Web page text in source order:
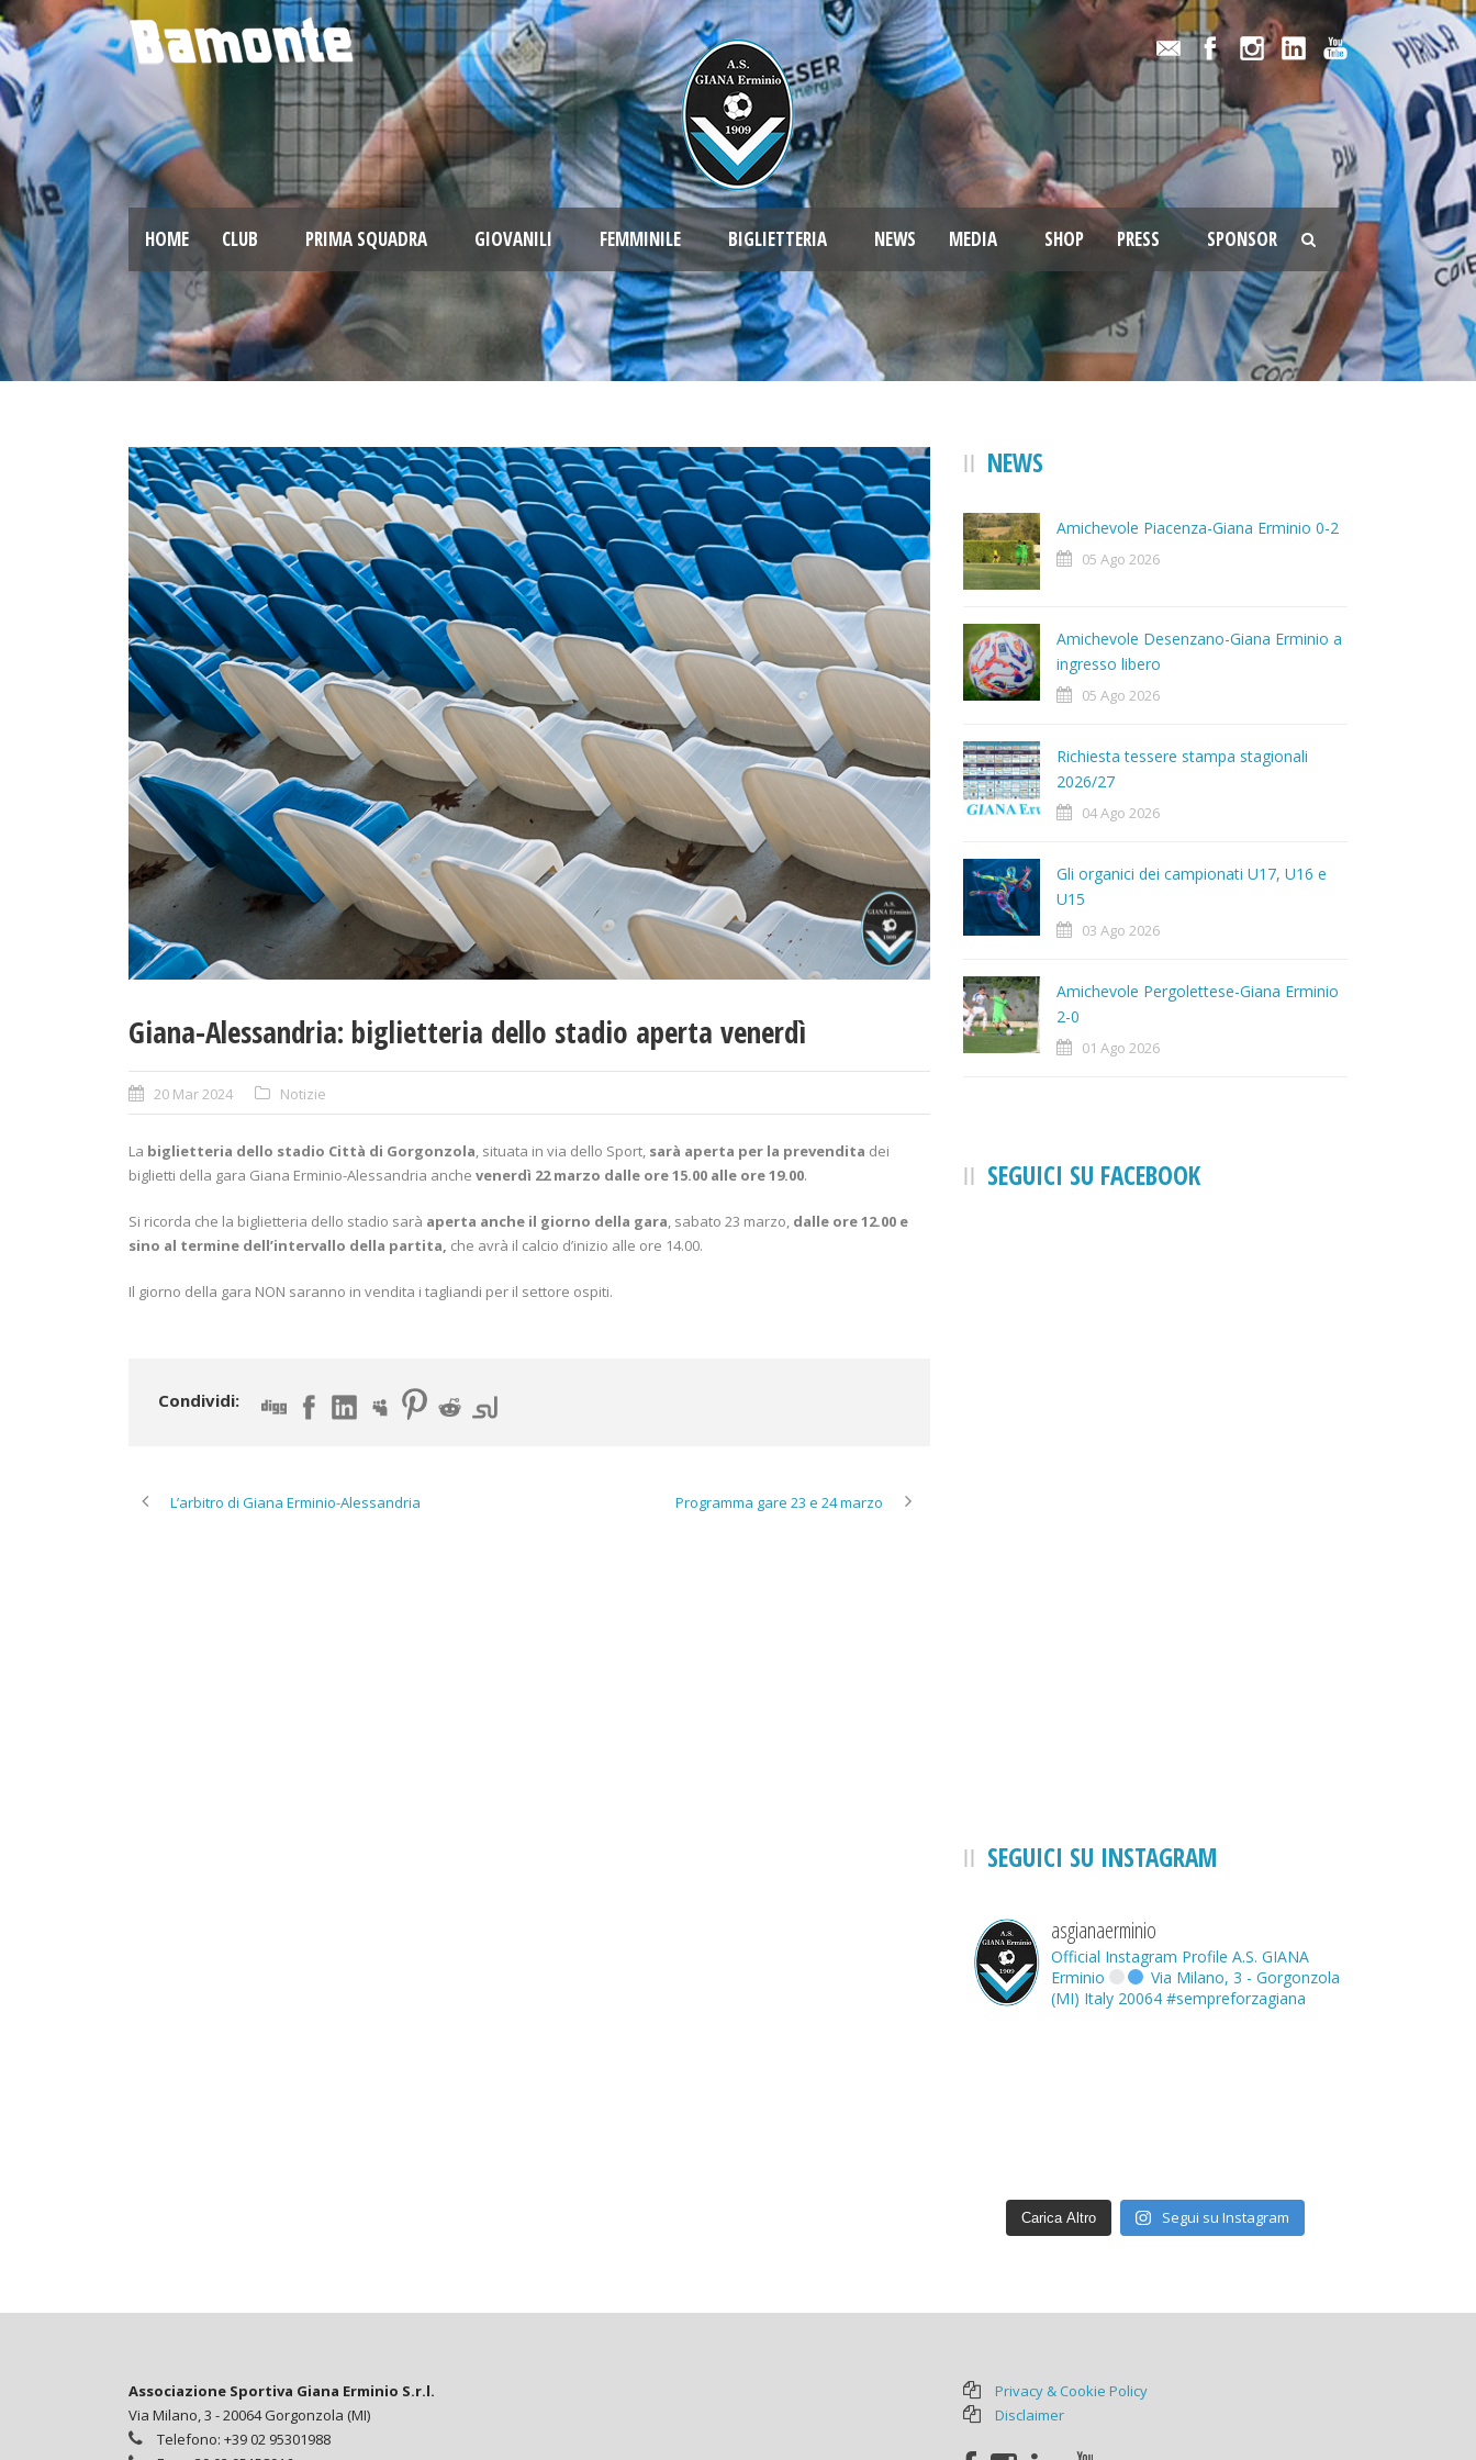
HOME CLUB PRIMA SQUADRA GIOVANILI FEMMINILE BIGLIETTERIA NEWS MEDIA SHOP PRESS SPONSOR
Giana-Alessandria: biglietteria dello stadio aperta venerdì
20 Mar 2024 Notizie
La biglietteria dello stadio Città di Gorgonzola, situata in via dello Sport, sarà aperta per la prevendita dei
biglietti della gara Giana Erminio-Alessandria anche venerdì 22 marzo dalle ore 15.00 alle ore 19.00.
Si ricorda che la biglietteria dello stadio sarà aperta anche il giorno della gara, sabato 23 marzo, dalle ore 12.00 e
sino al termine dell’intervallo della partita, che avrà il calcio d’inizio alle ore 14.00.
Il giorno della gara NON saranno in vendita i tagliandi per il settore ospiti.
Condividi:
L’arbitro di Giana Erminio-Alessandria Programma gare 23 e 24 marzo
NEWS
Amichevole Piacenza-Giana Erminio 0-2
05 Ago 2026
Amichevole Desenzano-Giana Erminio a
ingresso libero
05 Ago 2026
Richiesta tessere stampa stagionali
2026/27
04 Ago 2026
Gli organici dei campionati U17, U16 e
U15
03 Ago 2026
Amichevole Pergolettese-Giana Erminio
2-0
01 Ago 2026
SEGUICI SU FACEBOOK
SEGUICI SU INSTAGRAM
asgianaerminio
Official Instagram Profile A.S. GIANA
Erminio
Via Milano, 3 - Gorgonzola
(MI) Italy 20064 #sempreforzagiana
Carica Altro Segui su Instagram
Associazione Sportiva Giana Erminio S.r.l.
Via Milano, 3 - 20064 Gorgonzola (MI)
Telefono: +39 02 95301988
Privacy & Cookie Policy
Disclaimer